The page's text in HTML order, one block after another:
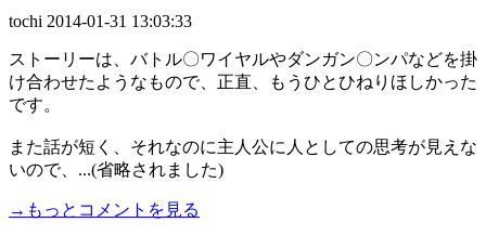
tochi 2014-01-31 13:03:33
ストーリーは、バトル〇ワイヤルやダンガン〇ンパなどを掛
け合わせたようなもので、正直、もうひとひねりほしかった
です。
また話が短く、それなのに主人公に人としての思考が見えな
いので、...(省略されました)
→もっとコメントを見る